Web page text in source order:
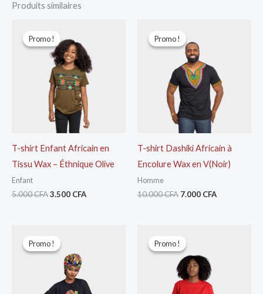
Produits similaires
Promo !
Promo !
T-shirt Enfant Africain en
Tissu Wax – Éthnique Olive
Enfant
5.000CFA
prix
initial
était :
5.000 CFA.
3.500 CFA
est :
3.500 CFA.
Promo !
Promo !
T-shirt Dashiki Africain à
Encolure Wax en V(Noir)
Homme
10.000CFA
initial
était :
10.000 CFA.
7.000 CFA
Promo !
Promo !
prix
initial
était :
6.000 CFA.
Promo !
Promo !
prix
initial
était :
6.000 CFA.4.000 CFA.